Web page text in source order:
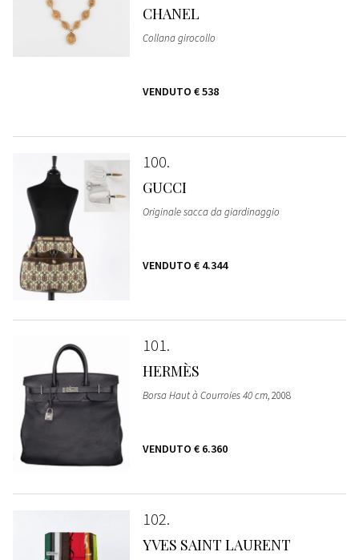
CHANEL
Collana girocollo
VENDUTO € 538
100
GUCCI
Originale sacca da giardinaggio
VENDUTO € 4.344
101
HERMÈS
Borsa Haut à Courroies 40 cm, 2008
VENDUTO € 6.360
102
YVES SAINT LAURENT